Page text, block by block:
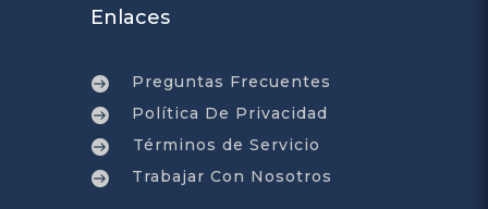
Enlaces
 Preguntas Frecuentes
 Política De Privacidad
 Términos de Servicio
 Trabajar Con Nosotros